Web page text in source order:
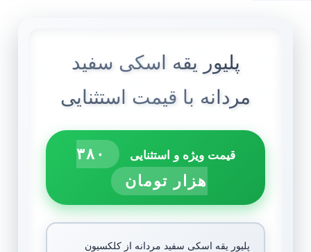
پلیور یقه اسکی سفید
مردانه با قیمت استثنایی
قیمت ویژه و استثنایی
۳۸۰
هزار تومان
پلیور یقه اسکی سفید مردانه از کلکسیون